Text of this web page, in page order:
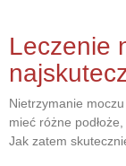
Leczenie
Nietrzymanie
mieć różne
Jak zatem